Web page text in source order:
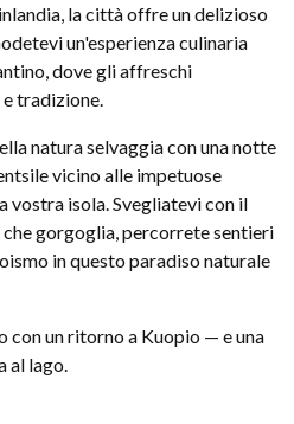
la città offre un delizioso
un'esperienza culinaria
dove gli affreschi
tradizione.
natura selvaggia con una notte
vicino alle impetuose
vostra isola. Svegliatevi con il
gorgoglia, percorrete sentieri
in questo paradiso naturale
con un ritorno a Kuopio — e una
al lago.